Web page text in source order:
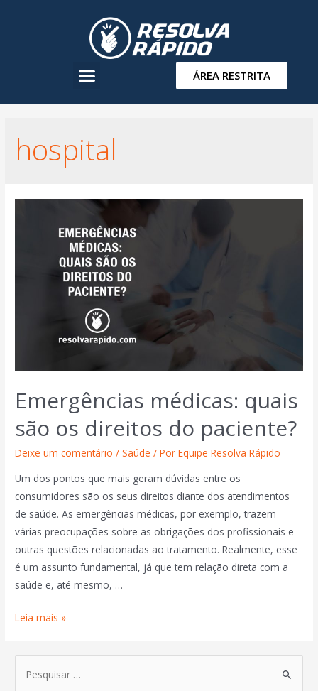
ÁREA RESTRITA
hospital
Emergências médicas: quais
são os direitos do paciente?
Deixe um comentário /Saúde / PorEquipe Resolva Rápido
Um dos pontos que mais geram dúvidas entre os
consumidores são os seus direitos diante dos atendimentos
de saúde. As emergências médicas, por exemplo, trazem
várias preocupações sobre as obrigações dos profissionais e
outras questões relacionadas ao tratamento. Realmente, esse
é um assunto fundamental, já que tem relação direta com a
saúde e, até mesmo, …
Leia mais »